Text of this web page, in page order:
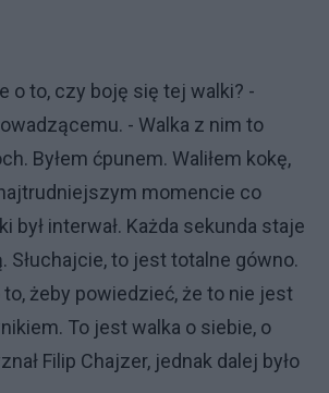
o to, czy boję się tej walki? -
- Walka z nim to
Byłem ćpunem. Waliłem kokę,
momencie co
był interwał. Każda sekunda staje
Słuchajcie, to jest totalne gówno.
żeby powiedzieć, że to nie jest
To jest walka o siebie, o
Filip Chajzer, jednak dalej było